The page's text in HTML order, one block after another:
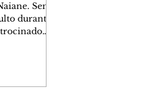
Sem
durante